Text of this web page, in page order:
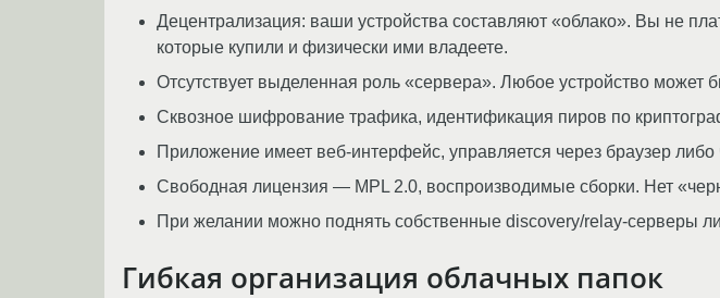
Децентрализация: ваши устройства составляют «облако». Вы не
которые купили и физически ими владеете.
Отсутствует выделенная роль «сервера». Любое устройство может
Сквозное шифрование трафика, идентификация пиров по
Приложение имеет веб‑интерфейс, управляется через браузер либо
Свободная лицензия — MPL 2.0, воспроизводимые сборки. Нет
При желании можно поднять собственные discovery/relay-серверы
Гибкая организация облачных папок